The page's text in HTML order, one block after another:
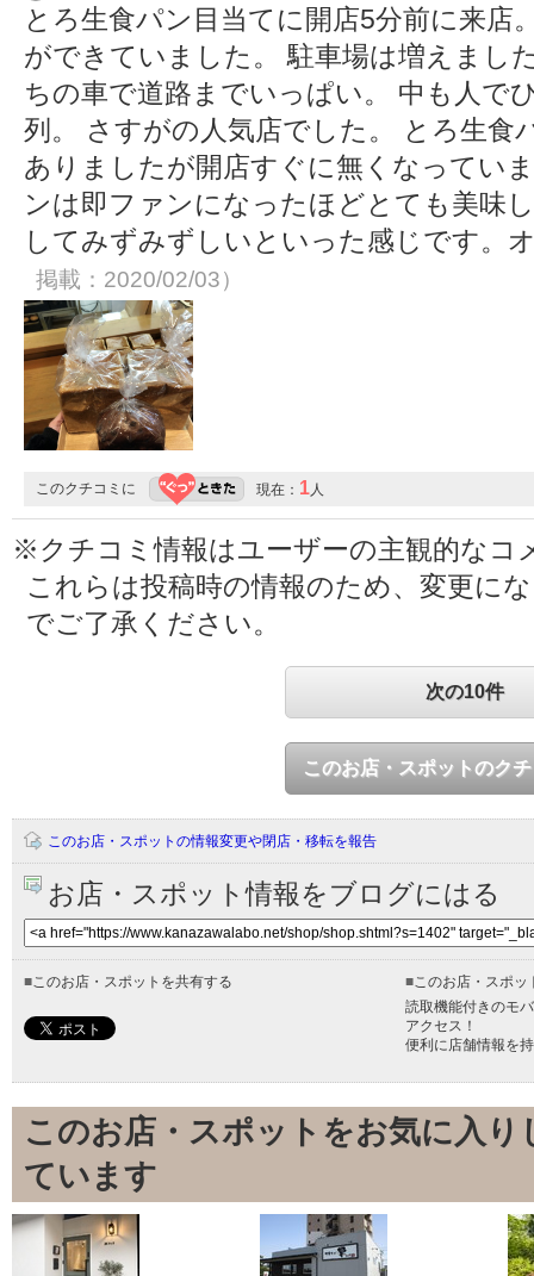
とろ生食パン目当てに開店5分前に来店
ができていました。 駐車場は増えまし
ちの車で道路までいっぱい。 中も人で
列。 さすがの人気店でした。 とろ生食
ありましたが開店すぐに無くなってい
ンは即ファンになったほどとても美味
してみずみずしいといった感じです。
掲載：2020/02/03）
このクチコミに 現在： 1人
※クチコミ情報はユーザーの主観的なコ
これらは投稿時の情報のため、変更に
でご了承ください。
次の10件
このお店・スポットのク
このお店・スポットの情報変更や閉店・移転を報告
お店・スポット情報をブログにはる
■このお店・スポットを共有する ■このお店・スポッ
読取機能付きのモ
アクセス！
便利に店舗情報を
このお店・スポットをお気に入
ています